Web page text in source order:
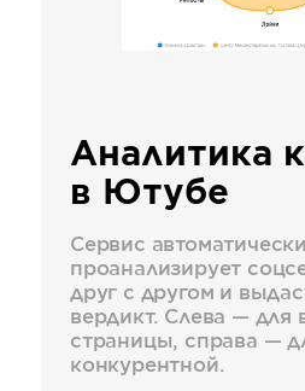
Аналитика
в Ютубе
Сервис автоматически
проанализирует
друг с другом и
вердикт. Слева — для
страницы, справа —
конкурентной.